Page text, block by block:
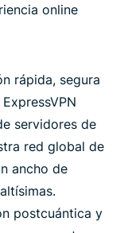
online
rápida, segura
servidores de
red global de
ancho de
postcuántica y